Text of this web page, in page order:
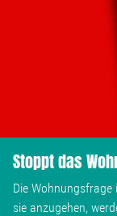
Stoppt das
Die
sie anzugehen,